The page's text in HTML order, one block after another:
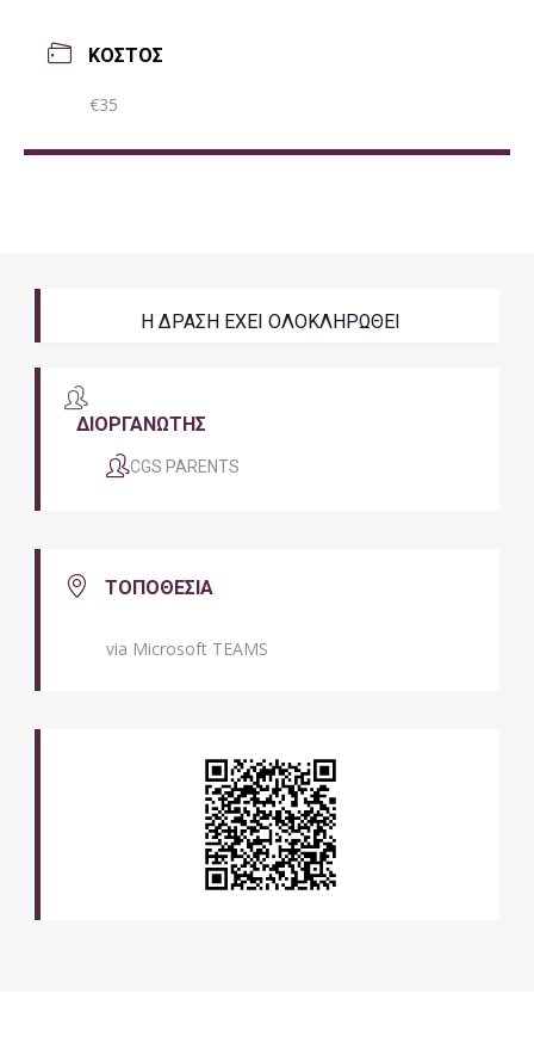
ΚΟΣΤΟΣ
€35
Η ΔΡΑΣΗ ΕΧΕΙ ΟΛΟΚΛΗΡΩΘΕΙ
ΔΙΟΡΓΑΝΩΤΗΣ
CGS PARENTS
ΤΟΠΟΘΕΣΙΑ
via Microsoft TEAMS